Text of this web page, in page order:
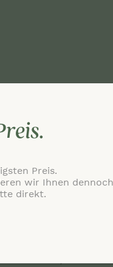
Wald, Nord-
Flat TV,
Preis.
wir Ihnen dennoch
direkt.